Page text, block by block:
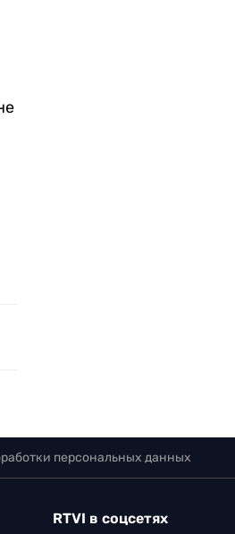
персональных данных
RTVI в соцсетях